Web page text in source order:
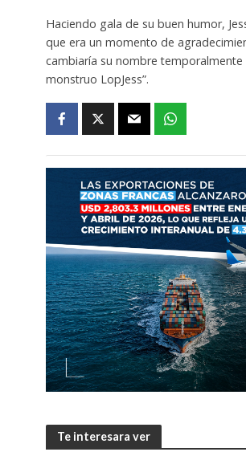
Haciendo gala de su buen humor,
que era un momento de
cambiaría su nombre temporalmente
monstruo LopJess”.
Te interesara ver